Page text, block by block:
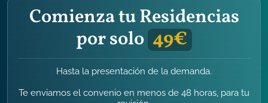
Comienza tuResidencias
por solo 49€
Hasta la presentación de la demanda.
Te enviamos el convenio en menos de 48 horas, para tu